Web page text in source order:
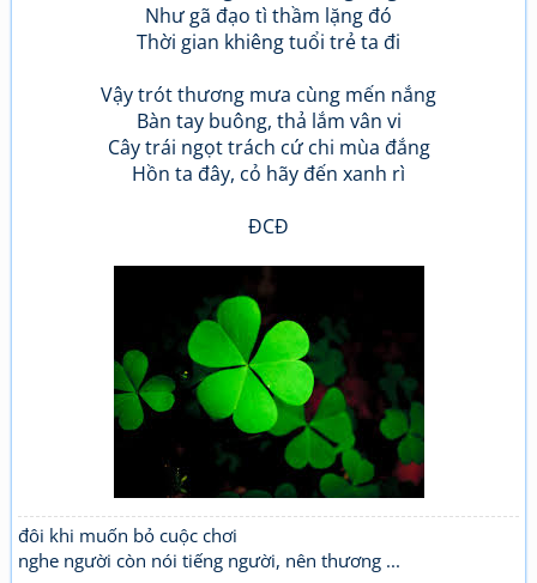
Như gã đạo tì thầm lặng đó
Thời gian khiêng tuổi trẻ ta đi
Vậy trót thương mưa cùng mến nắng
Bàn tay buông, thả lắm vân vi
Cây trái ngọt trách cứ chi mùa đắng
Hồn ta đây, cỏ hãy đến xanh rì
ĐCĐ
đôi khi muốn bỏ cuộc chơi
nghe người còn nói tiếng người, nên thương ...